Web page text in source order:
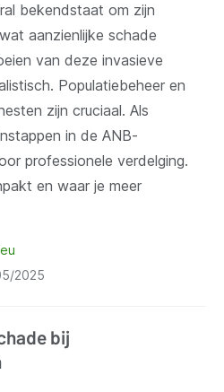
bekendstaat om zijn
aanzienlijke schade
van deze invasieve
Populatiebeheer en
zijn cruciaal. Als
in de ANB-
professionele verdelging.
en waar je meer
2025
bij